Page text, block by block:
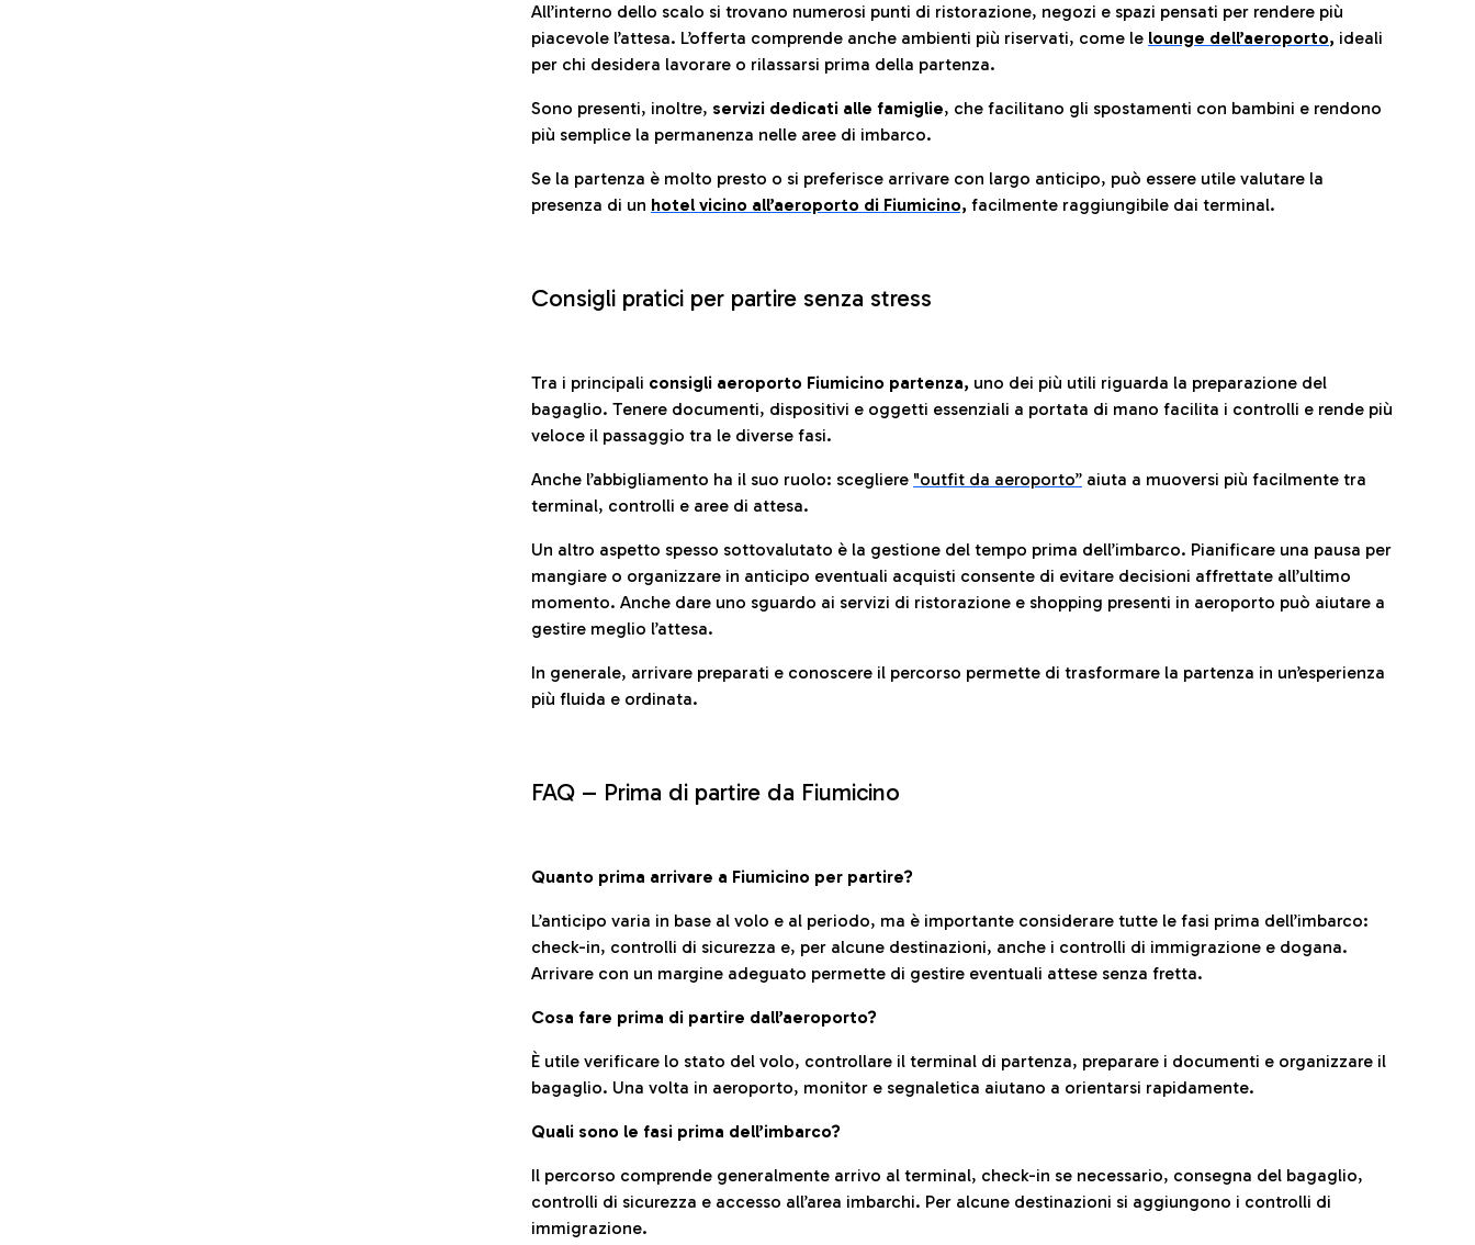
All’interno dello scalo si trovano numerosi punti di ristorazione, negozi e spazi pensati per rendere più
piacevole l’attesa. L’offerta comprende anche ambienti più riservati, come le lounge dell’aeroporto, ideali
per chi desidera lavorare o rilassarsi prima della partenza.
Sono presenti, inoltre, servizi dedicati alle famiglie, che facilitano gli spostamenti con bambini e rendono
più semplice la permanenza nelle aree di imbarco.
Se la partenza è molto presto o si preferisce arrivare con largo anticipo, può essere utile valutare la
presenza di un hotel vicino all’aeroporto di Fiumicino, facilmente raggiungibile dai terminal.
Consigli pratici per partire senza stress
Tra i principali consigli aeroporto Fiumicino partenza, uno dei più utili riguarda la preparazione del
bagaglio. Tenere documenti, dispositivi e oggetti essenziali a portata di mano facilita i controlli e rende più
veloce il passaggio tra le diverse fasi.
Anche l’abbigliamento ha il suo ruolo: scegliere "outfit da aeroporto” aiuta a muoversi più facilmente tra
terminal, controlli e aree di attesa.
Un altro aspetto spesso sottovalutato è la gestione del tempo prima dell’imbarco. Pianificare una pausa per
mangiare o organizzare in anticipo eventuali acquisti consente di evitare decisioni affrettate all’ultimo
momento. Anche dare uno sguardo ai servizi di ristorazione e shopping presenti in aeroporto può aiutare a
gestire meglio l’attesa.
In generale, arrivare preparati e conoscere il percorso permette di trasformare la partenza in un’esperienza
più fluida e ordinata.
FAQ – Prima di partire da Fiumicino
Quanto prima arrivare a Fiumicino per partire?
L’anticipo varia in base al volo e al periodo, ma è importante considerare tutte le fasi prima dell’imbarco:
check-in, controlli di sicurezza e, per alcune destinazioni, anche i controlli di immigrazione e dogana.
Arrivare con un margine adeguato permette di gestire eventuali attese senza fretta.
Cosa fare prima di partire dall’aeroporto?
È utile verificare lo stato del volo, controllare il terminal di partenza, preparare i documenti e organizzare il
bagaglio. Una volta in aeroporto, monitor e segnaletica aiutano a orientarsi rapidamente.
Quali sono le fasi prima dell’imbarco?
Il percorso comprende generalmente arrivo al terminal, check-in se necessario, consegna del bagaglio,
controlli di sicurezza e accesso all’area imbarchi. Per alcune destinazioni si aggiungono i controlli di
immigrazione.